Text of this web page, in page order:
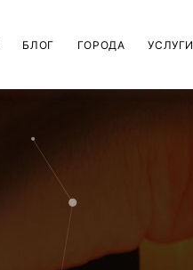
БЛОГ ГОРОДА УСЛУГИ